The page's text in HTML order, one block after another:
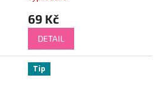
69 Kč
DETAIL
Tip